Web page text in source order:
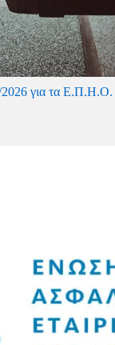
2026 για τα Ε.Π.Η.Ο.